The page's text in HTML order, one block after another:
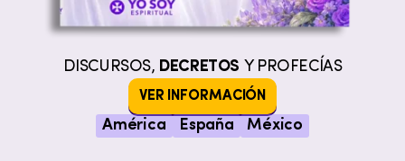
DISCURSOS, DECRETOS Y PROFECÍAS
VER INFORMACIÓN
América España México